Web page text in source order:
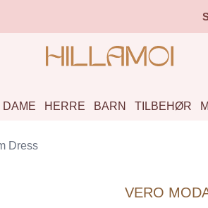
DAME HERRE BARN TILBEHØR
Dress
VERO